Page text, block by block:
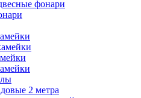
фонари
2 метра